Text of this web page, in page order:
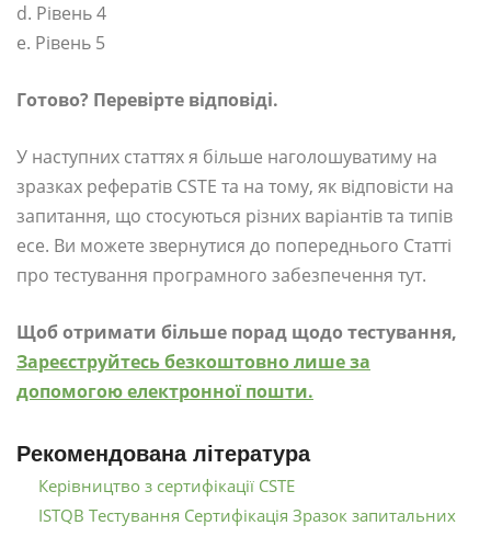
d. Рівень 4
e. Рівень 5
Готово? Перевірте відповіді.
У наступних статтях я більше наголошуватиму на
зразках рефератів CSTE та на тому, як відповісти на
запитання, що стосуються різних варіантів та типів
есе. Ви можете звернутися до попереднього Статті
про тестування програмного забезпечення тут.
Щоб отримати більше порад щодо тестування,
Зареєструйтесь безкоштовно лише за
допомогою електронної пошти.
Рекомендована література
Керівництво з сертифікації CSTE
ISTQB Тестування Сертифікація Зразок запитальних